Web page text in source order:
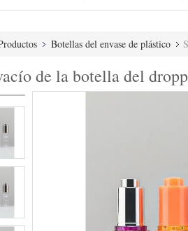
Botellas del envase de plástico
de la botella del